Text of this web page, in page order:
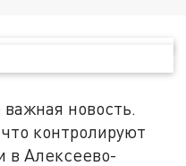
новость.
контролируют
в Алексеево-